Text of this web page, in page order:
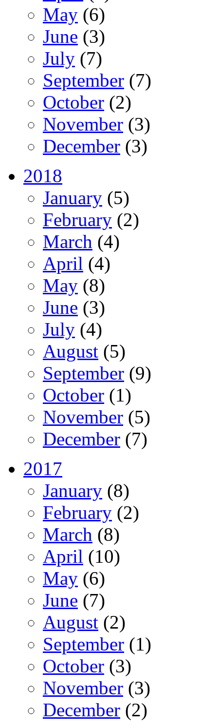
May (6)
June (3)
July (7)
September (7)
October (2)
November (3)
December (3)
2018
January (5)
February (2)
March (4)
April (4)
May (8)
June (3)
July (4)
August (5)
September (9)
October (1)
November (5)
December (7)
2017
January (8)
February (2)
March (8)
April (10)
May (6)
June (7)
August (2)
September (1)
October (3)
November (3)
December (2)